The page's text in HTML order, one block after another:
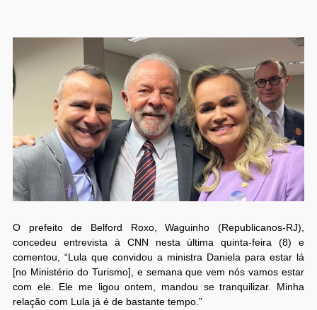
O prefeito de Belford Roxo, Waguinho (Republicanos-RJ),
concedeu entrevista à CNN nesta última quinta-feira (8) e
comentou, “Lula que convidou a ministra Daniela para estar lá
[no Ministério do Turismo], e semana que vem nós vamos estar
com ele. Ele me ligou ontem, mandou se tranquilizar. Minha
relação com Lula já é de bastante tempo.”